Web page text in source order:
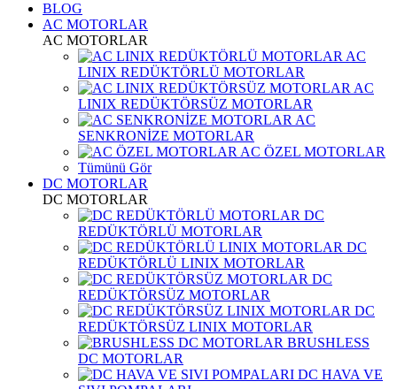
BLOG
AC MOTORLAR
AC MOTORLAR
AC
LINIX REDÜKTÖRLÜ MOTORLAR
AC
LINIX REDÜKTÖRSÜZ MOTORLAR
AC
SENKRONİZE MOTORLAR
AC ÖZEL MOTORLAR
Tümünü Gör
DC MOTORLAR
DC MOTORLAR
DC
REDÜKTÖRLÜ MOTORLAR
DC
REDÜKTÖRLÜ LINIX MOTORLAR
DC
REDÜKTÖRSÜZ MOTORLAR
DC
REDÜKTÖRSÜZ LINIX MOTORLAR
BRUSHLESS
DC MOTORLAR
DC HAVA VE